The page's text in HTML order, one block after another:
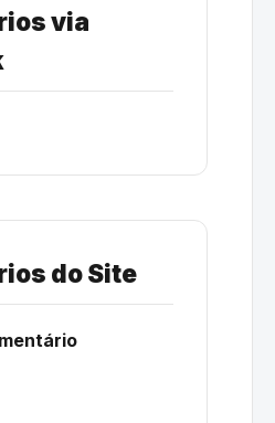
via
do Site